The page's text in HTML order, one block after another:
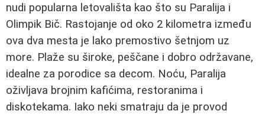
nudi popularna letovališta kao što su Paralija i
Olimpik Bič. Rastojanje od oko 2 kilometra između
ova dva mesta je lako premostivo šetnjom uz
more. Plaže su široke, peščane i dobro održavane,
idealne za porodice sa decom. Noću, Paralija
oživljava brojnim kafićima, restoranima i
diskotekama. Iako neki smatraju da je provod